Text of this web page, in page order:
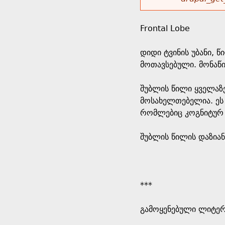
r
s
e
h
e
r
e
o
r
e
Frontal Lobe
დიდი ტვინის უბანი,
მოთავსებული.
შუბლის წილი
მოსახელთებელია. ეს
რომლებიც კოგნიტურ
შუბლის წილის
***
გამოყენებული